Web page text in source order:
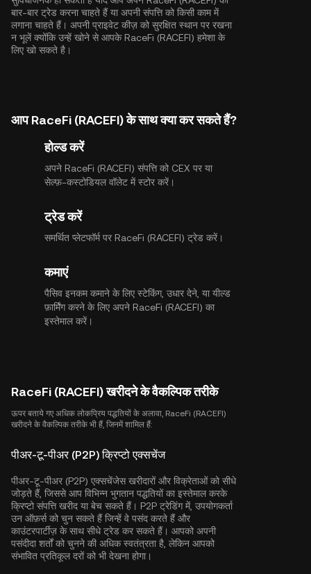
बार-बार ट्रेड करना चाहते हैं या अपनी संपत्ति को किसी काम में
लगाना चाहते हैं। अपनी प्राइवेट कीज़ को सुरक्षित स्थान पर रखना
न भूलें क्योंकि उन्हें खोने से आपके RaceFi (RACEFI) हमेशा के
लिए खो सकते है।
आप RaceFi (RACEFI) के साथ क्या कर सकते हैं?
होल्ड करें
अपने RaceFi (RACEFI) संपत्ति को CEX पर या
सेल्फ़-कस्टोडियल वॉलेट में स्टोर करें।
ट्रेड करें
समर्थित प्लेटफॉर्म पर RaceFi (RACEFI) ट्रेड करें।
कमाएं
पैसिव इनकम कमाने के लिए स्टेकिंग, उधार देने, या यील्ड
फ़ार्मिंग करने के लिए अपने RaceFi (RACEFI) का
इस्तेमाल करें।
RaceFi (RACEFI) खरीदने के वैकल्पिक तरीके
ऊपर बताये गए अधिक लोकप्रिय पद्धतियों के अलावा, RaceFi (RACEFI)
खरीदने के वैकल्पिक तरीके भी हैं, जिनमें शामिल हैं:
पीअर-टू-पीअर (P2P) क्रिप्टो एक्सचेंज
पीअर-टू-पीअर (P2P) एक्सचेंजेस खरीदारों और विक्रेताओं को सीधे
जोड़ते हैं, जिससे आप विभिन्न भुगतान पद्धतियों का इस्तेमाल करके
क्रिप्टो संपत्ति खरीद या बेच सकते हैं। P2P ट्रेडिंग में, उपयोगकर्ता
उन ऑफ़र्स को चुन सकते हैं जिन्हें वे पसंद करते हैं और
काउंटरपार्टीज़ के साथ सीधे ट्रेड कर सकते हैं। आपको अपनी
पसंदीदा शर्तों को चुनने की अधिक स्वतंत्रता है, लेकिन आपको
संभावित प्रतिकूल दरों को भी देखना होगा।